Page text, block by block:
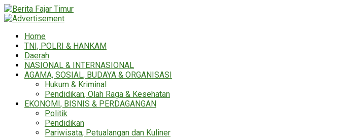
Home
TNI, POLRI & HANKAM
Daerah
NASIONAL & INTERNASIONAL
AGAMA, SOSIAL, BUDAYA & ORGANISASI
Hukum & Kriminal
Pendidikan, Olah Raga & Kesehatan
EKONOMI, BISNIS & PERDAGANGAN
Politik
Pendidikan
Pariwisata, Petualangan dan Kuliner